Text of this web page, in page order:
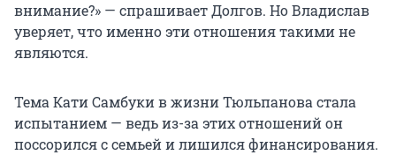
внимание?» — спрашивает Долгов. Но Владислав
уверяет, что именно эти отношения такими не
являются.
Тема Кати Самбуки в жизни Тюльпанова стала
испытанием — ведь из-за этих отношений он
поссорился с семьей и лишился финансирования.